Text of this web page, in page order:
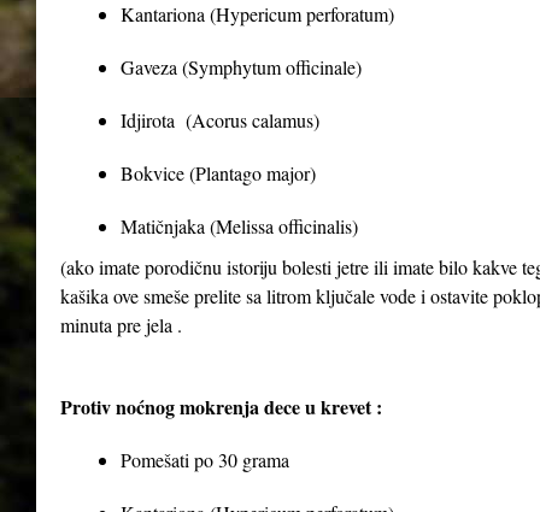
Kantariona (Hypericum perforatum)
Gaveza (Symphytum officinale)
Idjirota (Acorus calamus)
Bokvice (Plantago major)
Matičnjaka (Melissa officinalis)
(ako imate porodičnu istoriju bolesti jetre ili imate bilo kakve
kašika ove smeše prelite sa litrom ključale vode i ostavite
minuta pre jela .
Protiv noćnog mokrenja dece u krevet :
Pomešati po 30 grama